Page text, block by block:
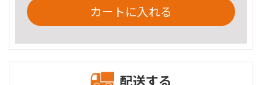
カートに入れる
配送する